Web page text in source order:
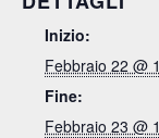
Inizio:
Febbraio 22 @
Fine:
Febbraio 23 @